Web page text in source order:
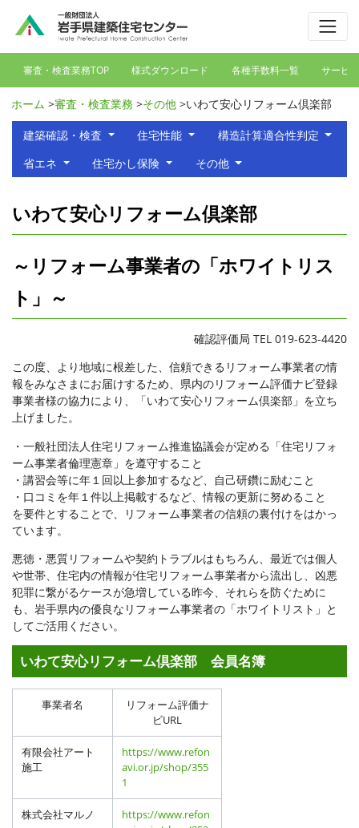
審査・検査業務TOP 様式ダウンロード 各種手数料一覧 サービ
ホーム >審査・検査業務 >その他 >いわて安心リフォーム倶楽部
建築確認・検査 住宅性能
構造計算適合性判定
省エネ
住宅かし保険 その他
いわて安心リフォーム倶楽部
～リフォーム事業者の「ホワイトリス
ト」～
確認評価局 TEL 019-623-4420
この度、より地域に根差した、信頼できるリフォーム事業者の情
報をみなさまにお届けするため、県内のリフォーム評価ナビ登録
事業者様の協力により、「いわて安心リフォーム倶楽部」を立ち
上げました。
・一般社団法人住宅リフォーム推進協議会が定める「住宅リフォ
ーム事業者倫理憲章」を遵守すること
・講習会等に年１回以上参加するなど、自己研鑽に励むこと
・口コミを年１件以上掲載するなど、情報の更新に努めること
を要件とすることで、リフォーム事業者の信頼の裏付けをはかっ
ています。
悪徳・悪質リフォームや契約トラブルはもちろん、最近では個人
や世帯、住宅内の情報が住宅リフォーム事業者から流出し、凶悪
犯罪に繋がるケースが急増している昨今、それらを防ぐために
も、岩手県内の優良なリフォーム事業者の「ホワイトリスト」と
してご活用ください。
いわて安心リフォーム倶楽部 会員名簿
事業者名
リフォーム評価ナ
ビURL
有限会社アート
施工
https://www.refon
avi.or.jp/shop/355
1
株式会社マルノ
https://www.refon